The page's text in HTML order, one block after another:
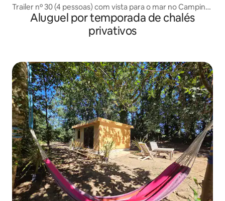
Trailer nº 30 (4 pessoas) com vista para o mar no Camping
Port MerAluguel por temporada de chalés
privativos